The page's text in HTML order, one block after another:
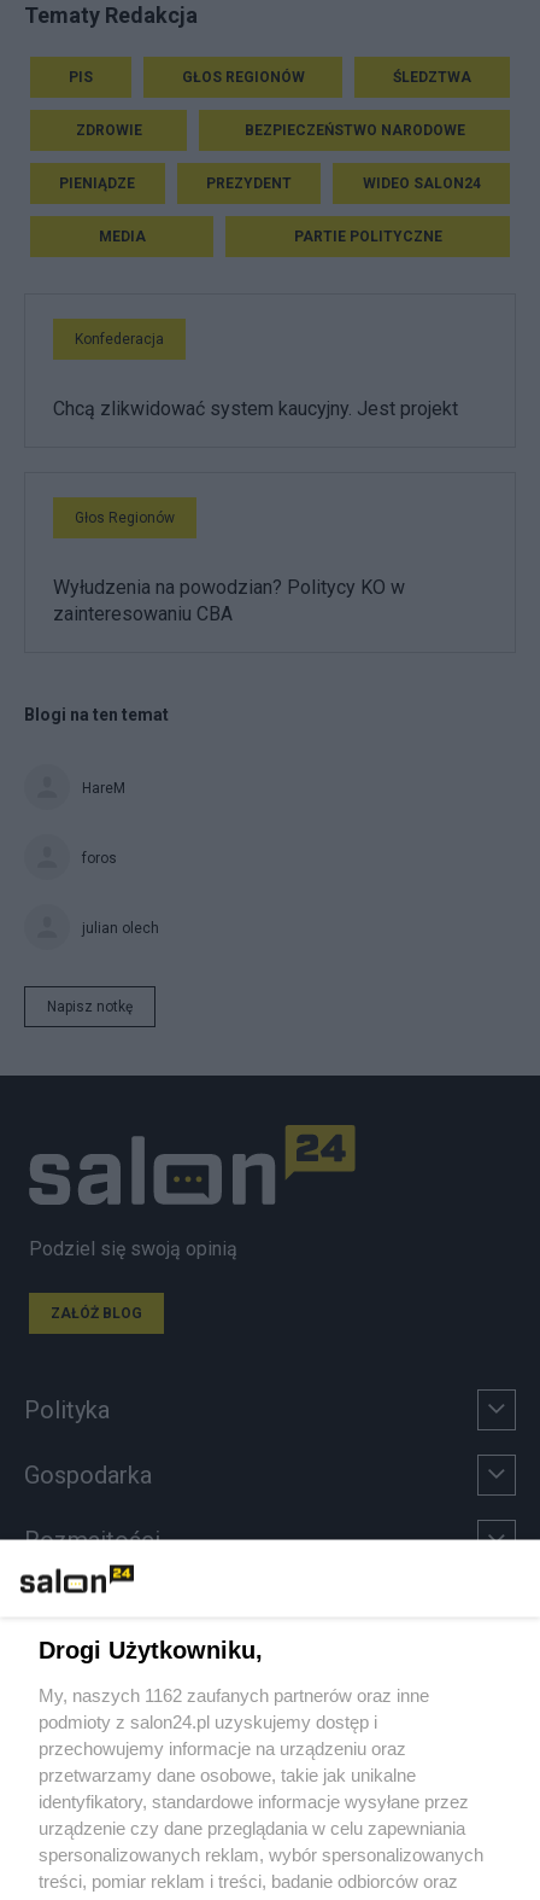
Tematy Redakcja
PIS GŁOS REGIONÓW ŚLEDZTWA
ZDROWIE BEZPIECZEŃSTWO NARODOWE
PIENIĄDZE PREZYDENT WIDEO SALON24
MEDIA PARTIE POLITYCZNE
Konfederacja
Chcą zlikwidować system kaucyjny. Jest projekt
Głos Regionów
Wyłudzenia na powodzian? Politycy KO w
zainteresowaniu CBA
Blogi na ten temat
HareM
foros
julian olech
Napisz notkę
Podziel się swoją opinią
ZAŁÓŻ BLOG
Polityka
Gospodarka
Rozmaitości
Sport
Społeczeństwo
Kultura
Drogi Użytkowniku,
My, naszych 1162 zaufanych partnerów oraz inne
podmioty z salon24.pl uzyskujemy dostęp i
przechowujemy informacje na urządzeniu oraz
przetwarzamy dane osobowe, takie jak unikalne
identyfikatory, standardowe informacje wysyłane przez
urządzenie czy dane przeglądania w celu zapewniania
spersonalizowanych reklam, wybór spersonalizowanych
treści, pomiar reklam i treści, badanie odbiorców oraz